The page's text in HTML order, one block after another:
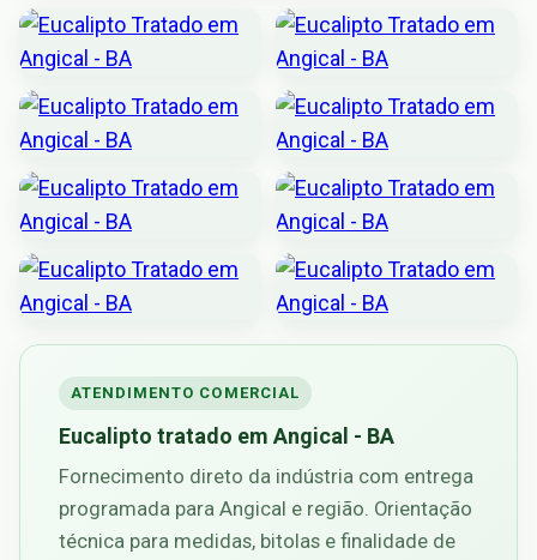
ATENDIMENTO COMERCIAL
Eucalipto tratado em Angical - BA
Fornecimento direto da indústria com entrega
programada para Angical e região. Orientação
técnica para medidas, bitolas e finalidade de